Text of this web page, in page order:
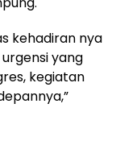
kehadiran nya
yang
kegiatan